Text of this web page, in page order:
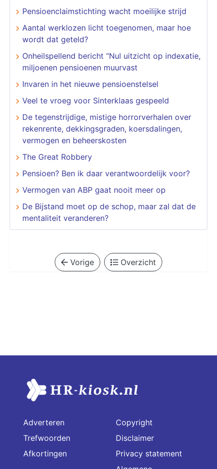
Pensioenclaimstichting wacht moeilijke strijd
Aantal werklozen licht toegenomen, maar hoe
wordt dat geteld?
Onheilspellend bericht “Nul uitzicht op indexatie,
miljoenen pensioenen muurvast
Invaren in het nieuwe pensioenstelsel
Veel te vroeg voor Sinterklaas gespeeld
De tegenstrijdige, mistige horrorverhalen over
rekenrente, dekkingsgraden, koersdalingen,
vermogen en beheerskosten
The Great Robbery
Pensioen? Ben ik daar verantwoordelijk voor?
Vermogen van ABP gaat nooit meer op
De Bijstand moet op de schop, maar zal dat de
mentaliteit veranderen?
Vorige Overzicht
Adverteren
Trefwoorden
Afkortingen
Copyright
Disclaimer
Privacy statement